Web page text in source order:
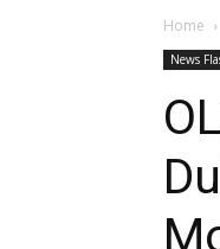
Home
News